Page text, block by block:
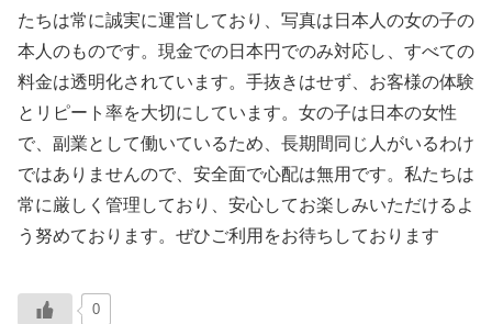
たちは常に誠実に運営しており、写真は日本人の女の子の
本人のものです。現金での日本円でのみ対応し、すべての
料金は透明化されています。手抜きはせず、お客様の体験
とリピート率を大切にしています。女の子は日本の女性
で、副業として働いているため、長期間同じ人がいるわけ
ではありませんので、安全面で心配は無用です。私たちは
常に厳しく管理しており、安心してお楽しみいただけるよ
う努めております。ぜひご利用をお待ちしております
0